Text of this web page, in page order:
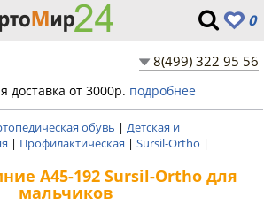
0
8(499) 322 95 56
доставка от 3000р. подробнее
обувь | Детская и
| Профилактическая | Sursil-Ortho |
A45-192 Sursil-Ortho для
мальчиков